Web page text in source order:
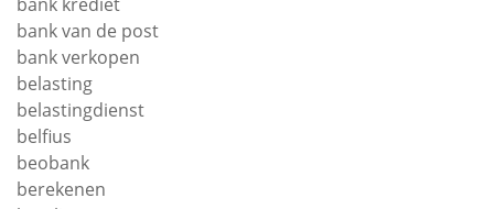
bank van de post
bank verkopen
belasting
belastingdienst
belfius
beobank
berekenen